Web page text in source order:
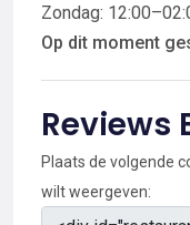
Zondag:
Op dit moment
Reviews
Plaats de volgende
wilt weergeven: